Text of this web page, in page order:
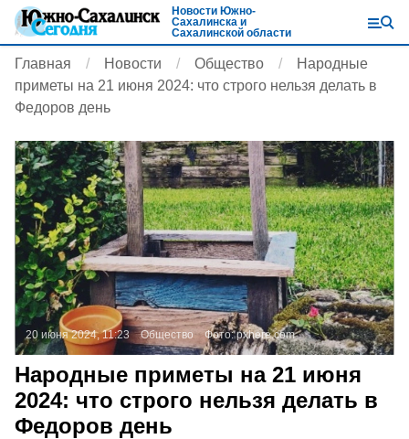
Новости Южно-
Сахалинска и
Сахалинской области
Главная Новости Общество
Народные
приметы на 21 июня 2024: что строго нельзя делать в
Федоров день
20 июня 2024, 11:23 Общество Фото:pxhere.com
Народные приметы на 21 июня
2024: что строго нельзя делать в
Федоров день